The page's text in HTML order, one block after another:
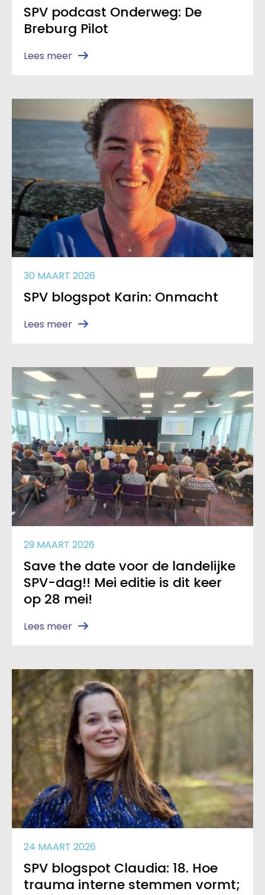
SPV podcast Onderweg: De
Breburg Pilot
Lees meer
30 MAART 2026
SPV blogspot Karin: Onmacht
Lees meer
29 MAART 2026
Save the date voor de landelijke
SPV-dag!! Mei editie is dit keer
op 28 mei!
Lees meer
24 MAART 2026
SPV blogspot Claudia: 18. Hoe
trauma interne stemmen vormt;